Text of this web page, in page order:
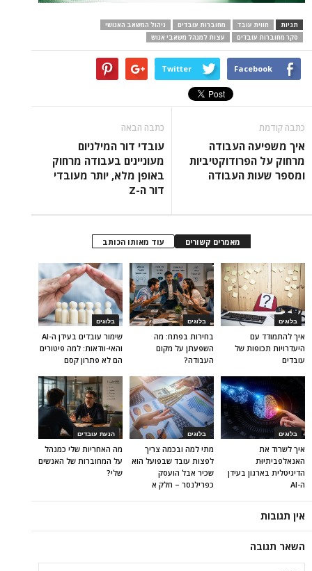
תגיות חווית עובד מחוברות עובדים
ניהול המשאב האנושי
סקר מחוברות עובדים
עצות למנהל משאבי אנוש
Facebook
Twitter
כתבה קודמת
איך משפיעה העבודה
מרחוק על הפרודוקטיביות
ומספר שעות העבודה
כתבה הבאה
עובדי דור המילניום
מעוניינים בעבודה מרחוק
באופן מלא, יותר מעובדי
דור ה-Z
מאמרים קשורים עוד מאותו הכותב
בלוגים
שימור עובדים בעידן ה-AI
והאי-וודאות: למה פיטורים
הם לא פתרון קסם
בלוגים
בחירות בפתח: מה
השפעתן על מקום
העבודה?
בלוגים
איך להתמודד עם
היעדרויות תכופות של
עובדים
הנעת עובדים
מה האחריות שלי כמנהל
על המחוברות של האנשים
שלי?
בלוגים
מתי למה ובכמה צריך
לפצות עובד שבפועל הוא
שכיר אבל הועסק
כפרילנסר – חלק א
בלוגים
איך לשרוד את
האנאלפביתיוּת
הדיגיטלית בארגון בעידן
ה-AI
אין תגובות
השאר תגובה